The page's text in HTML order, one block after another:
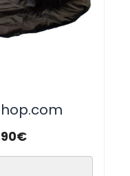
€